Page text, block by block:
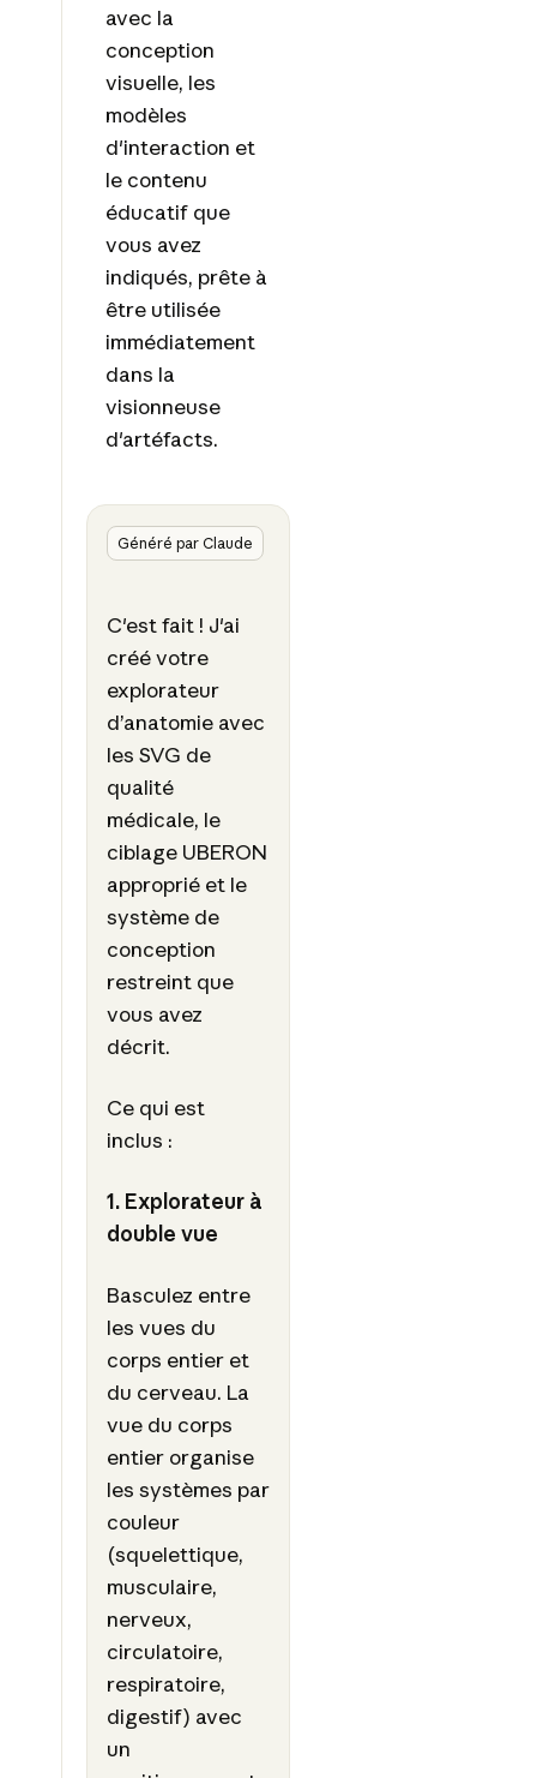
avec la
conception
visuelle, les
modèles
d'interaction et
le contenu
éducatif que
vous avez
indiqués, prête à
être utilisée
immédiatement
dans la
visionneuse
d'artéfacts.
Généré par Claude
C'est fait ! J'ai
créé votre
explorateur
d’anatomie avec
les SVG de
qualité
médicale, le
ciblage UBERON
approprié et le
système de
conception
restreint que
vous avez
décrit.
Ce qui est
inclus :
1. Explorateur à
double vue
Basculez entre
les vues du
corps entier et
du cerveau. La
vue du corps
entier organise
les systèmes par
couleur
(squelettique,
musculaire,
nerveux,
circulatoire,
respiratoire,
digestif) avec
un